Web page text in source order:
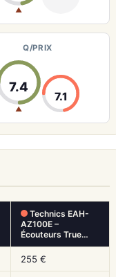
▲
Q/PRIX
7.4
▲
7.1
Technics EAH-
AZ100E –
Écouteurs True…
255 €